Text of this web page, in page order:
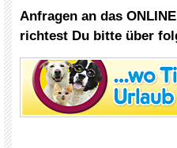
Anfragen an das
richtest Du bitte über